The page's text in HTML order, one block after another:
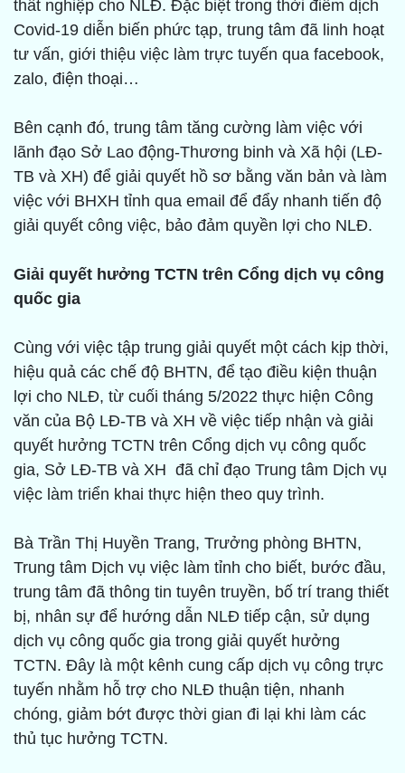
thất nghiệp cho NLĐ. Đặc biệt trong thời điểm dịch
Covid-19 diễn biến phức tạp, trung tâm đã linh hoạt
tư vấn, giới thiệu việc làm trực tuyến qua facebook,
zalo, điện thoại…
Bên cạnh đó, trung tâm tăng cường làm việc với
lãnh đạo Sở Lao động-Thương binh và Xã hội (LĐ-
TB và XH) để giải quyết hồ sơ bằng văn bản và làm
việc với BHXH tỉnh qua email để đẩy nhanh tiến độ
giải quyết công việc, bảo đảm quyền lợi cho NLĐ.
Giải quyết hưởng TCTN trên Cổng dịch vụ công
quốc gia
Cùng với việc tập trung giải quyết một cách kịp thời,
hiệu quả các chế độ BHTN, để tạo điều kiện thuận
lợi cho NLĐ, từ cuối tháng 5/2022 thực hiện Công
văn của Bộ LĐ-TB và XH về việc tiếp nhận và giải
quyết hưởng TCTN trên Cổng dịch vụ công quốc
gia, Sở LĐ-TB và XH đã chỉ đạo Trung tâm Dịch vụ
việc làm triển khai thực hiện theo quy trình.
Bà Trần Thị Huyền Trang, Trưởng phòng BHTN,
Trung tâm Dịch vụ việc làm tỉnh cho biết, bước đầu,
trung tâm đã thông tin tuyên truyền, bố trí trang thiết
bị, nhân sự để hướng dẫn NLĐ tiếp cận, sử dụng
dịch vụ công quốc gia trong giải quyết hưởng
TCTN. Đây là một kênh cung cấp dịch vụ công trực
tuyến nhằm hỗ trợ cho NLĐ thuận tiện, nhanh
chóng, giảm bớt được thời gian đi lại khi làm các
thủ tục hưởng TCTN.